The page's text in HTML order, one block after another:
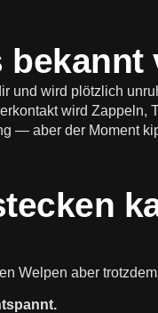
bekannt
und wird plötzlich
wird Zappeln,
— aber der Moment
Welpen aber